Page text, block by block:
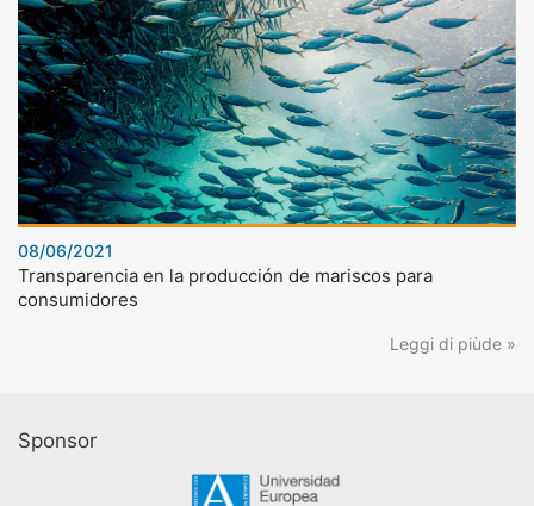
08/06/2021
Transparencia en la producción de mariscos para
consumidores
Leggi di piùde »
Sponsor